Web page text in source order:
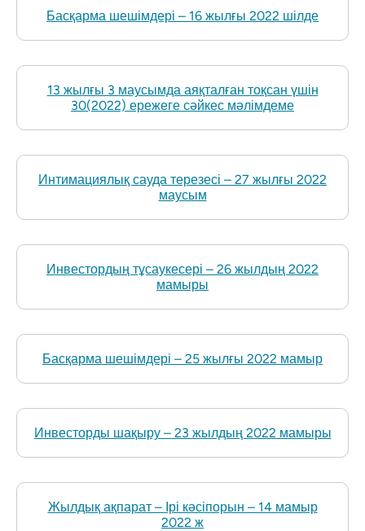
Басқарма шешімдері – 16 жылғы 2022 шілде
13 жылғы 3 маусымда аяқталған тоқсан үшін
30(2022) ережеге сәйкес мәлімдеме
Интимациялық сауда терезесі – 27 жылғы 2022
маусым
Инвестордың тұсаукесері – 26 жылдың 2022
мамыры
Басқарма шешімдері – 25 жылғы 2022 мамыр
Инвесторды шақыру – 23 жылдың 2022 мамыры
Жылдық ақпарат – Ірі кәсіпорын – 14 мамыр
2022 ж